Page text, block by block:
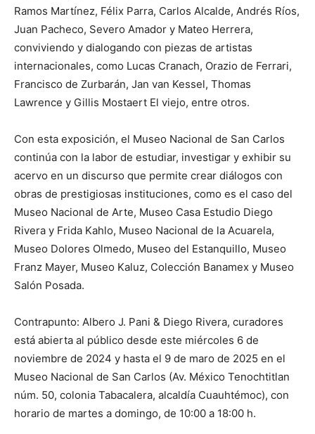
Ramos Martínez, Félix Parra, Carlos Alcalde, Andrés Ríos,
Juan Pacheco, Severo Amador y Mateo Herrera,
conviviendo y dialogando con piezas de artistas
internacionales, como Lucas Cranach, Orazio de Ferrari,
Francisco de Zurbarán, Jan van Kessel, Thomas
Lawrence y Gillis Mostaert El viejo, entre otros.
Con esta exposición, el Museo Nacional de San Carlos
continúa con la labor de estudiar, investigar y exhibir su
acervo en un discurso que permite crear diálogos con
obras de prestigiosas instituciones, como es el caso del
Museo Nacional de Arte, Museo Casa Estudio Diego
Rivera y Frida Kahlo, Museo Nacional de la Acuarela,
Museo Dolores Olmedo, Museo del Estanquillo, Museo
Franz Mayer, Museo Kaluz, Colección Banamex y Museo
Salón Posada.
Contrapunto: Albero J. Pani & Diego Rivera, curadores
está abierta al público desde este miércoles 6 de
noviembre de 2024 y hasta el 9 de maro de 2025 en el
Museo Nacional de San Carlos (Av. México Tenochtitlan
núm. 50, colonia Tabacalera, alcaldía Cuauhtémoc), con
horario de martes a domingo, de 10:00 a 18:00 h.